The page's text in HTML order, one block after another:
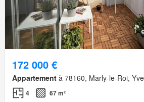
172 000 €
Appartement à 78160, Marly-le-Roi,
4 67 m²